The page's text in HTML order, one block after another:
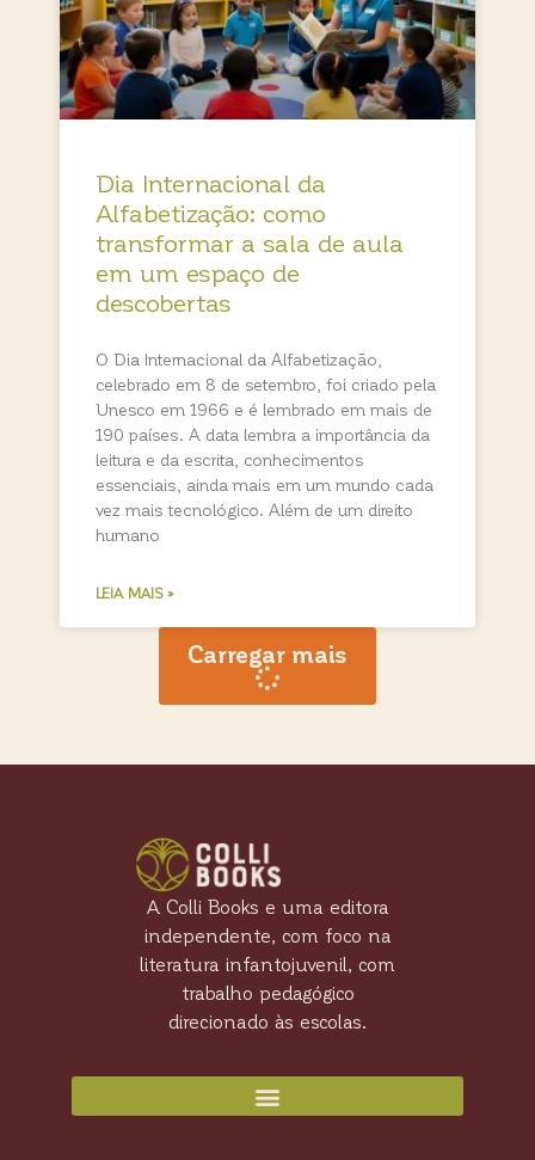
Dia Internacional da
Alfabetização: como
transformar a sala de aula
em um espaço de
descobertas
O Dia Internacional da Alfabetização,
celebrado em 8 de setembro, foi criado pela
Unesco em 1966 e é lembrado em mais de
190 países. A data lembra a importância da
leitura e da escrita, conhecimentos
essenciais, ainda mais em um mundo cada
vez mais tecnológico. Além de um direito
humano
LEIA MAIS »
Carregar mais
A Colli Books e uma editora
independente, com foco na
literatura infantojuvenil, com
trabalho pedagógico
direcionado às escolas.